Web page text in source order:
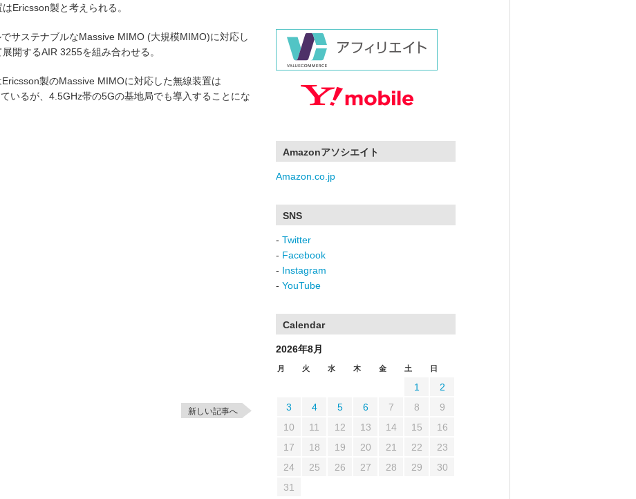
Ericsson製と考えられる。
サステナブルなMassive MIMO (大規模MIMO)に対応し
開するAIR 3255を組み合わせる。
製のMassive MIMOに対応した無線装置は
いるが、4.5GHz帯の5Gの基地局でも導入することにな
新しい記事へ
Amazonアソシエイト
Amazon.co.jp
SNS
- Twitter
- Facebook
- Instagram
- YouTube
Calendar
2026年8月
月 火 水 木 金 土 日
1
2
3
4 5 6 7 8
9
10
11 12 13 14 15
16
17
18 19 20 21 22
23
24
25 26 27 28 29
30
31